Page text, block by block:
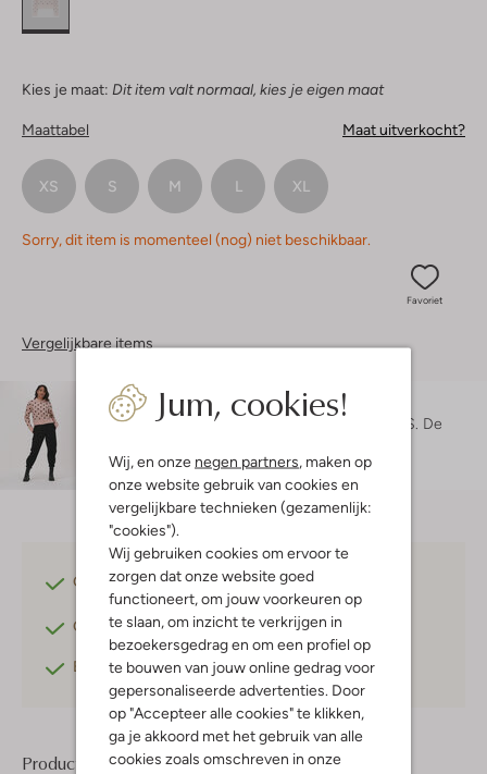
Jum, cookies!
Wij, en onze negen partners, maken op
onze website gebruik van cookies en
vergelijkbare technieken (gezamenlijk:
"cookies").
Wij gebruiken cookies om ervoor te
zorgen dat onze website goed
functioneert, om jouw voorkeuren op
te slaan, om inzicht te verkrijgen in
bezoekersgedrag en om een profiel op
te bouwen van jouw online gedrag voor
gepersonaliseerde advertenties. Door
op "Accepteer alle cookies" te klikken,
ga je akkoord met het gebruik van alle
cookies zoals omschreven in onze
Kies je maat: Dit item valt normaal, kies je eigen maat
Maattabel Maat uitverkocht?
XS S M L XL
Sorry, dit item is momenteel (nog) niet beschikbaar.
Favoriet
Vergelijkbare items
Maatadvies
Maruschka is 1 meter 72 lang en draagt maat S. De
Gratis verzendingvanaf €75,-
Gratis retournerenbinnen 30 dagen*
Betaal achterafmet Klarna
Product informatie